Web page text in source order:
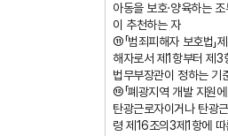
아동을 보호·양육하는
이 추천하는 자
⑪「범죄피해자 보호법」
해자로서 제1항부터 제
법무부장관이 정하는 기
⑫「폐광지역 개발 지원
탄광근로자이거나 탄광
령 제16조의3제1항에